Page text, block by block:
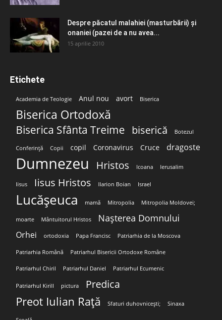
Despre păcatul malahiei (masturbării) şi
onaniei (pazei de a nu avea...
15 aprilie 2010
Etichete
Academia de Teologie Anul nou avort Biserica
Biserica Ortodoxă
Biserica Sfânta Treime biserică Botezul
Conferință Copii copil Coronavirus Cruce dragoste
Dumnezeu Hristos Icoana Ierusalim
Iisus Iisus Hristos Ilarion Boian Israel
Lucășeuca mamă Mitropolia Mitropolia Moldovei;
moarte Mântuitorul Hristos Nașterea Domnului
Orhei ortodoxia Papa Francisc Patriarhia de la Moscova
Patriarhia Română Patriarhul Bisericii Ortodoxe Române
Patriarhul Chiril Patriarhul Daniel Patriarhul Ecumenic
Patriarhul Kirill pictura Predica
Preot Iulian Rață Sfaturi duhovnicești; Sinaxa